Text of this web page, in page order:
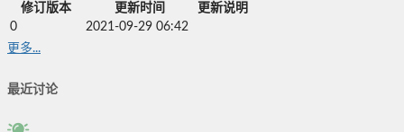
修订版本 更新时间
更新说明
0
2021-09-29 06:42
更多...
最近讨论